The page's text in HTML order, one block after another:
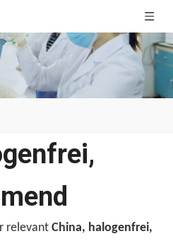
relevant China, halogenfrei,